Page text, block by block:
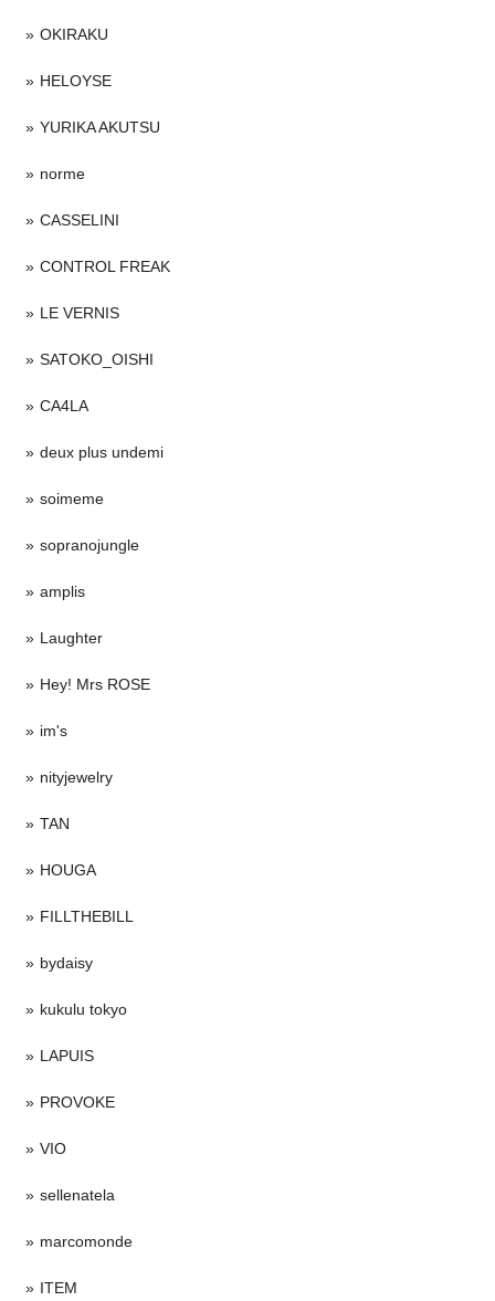
OKIRAKU
HELOYSE
YURIKA AKUTSU
norme
CASSELINI
CONTROL FREAK
LE VERNIS
SATOKO_OISHI
CA4LA
deux plus undemi
soimeme
sopranojungle
amplis
Laughter
Hey! Mrs ROSE
im's
nityjewelry
TAN
HOUGA
FILLTHEBILL
bydaisy
kukulu tokyo
LAPUIS
PROVOKE
VIO
sellenatela
marcomonde
ITEM